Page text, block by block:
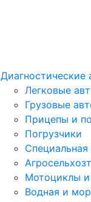
Диагностические
Легковые
Грузовые
Прицепы и
Погрузчики
Специальная
Мотоциклы и
Водная и